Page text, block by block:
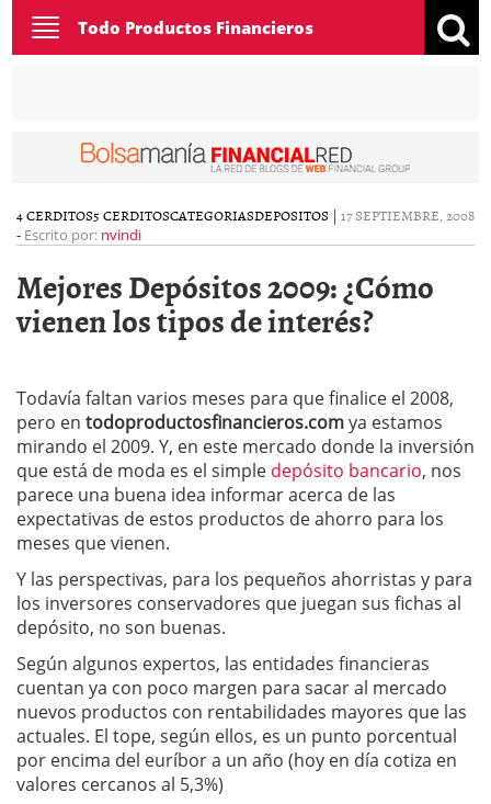
Toggle
navigation
Todo Productos Financieros
4 CERDITOS5 CERDITOSCATEGORIASDEPOSITOS | 17 SEPTIEMBRE, 2008
- Escrito por: nvindi
Mejores Depósitos 2009: ¿Cómo
vienen los tipos de interés?
Todavía faltan varios meses para que finalice el 2008,
pero en todoproductosfinancieros.comya estamos
mirando el 2009. Y, en este mercado donde la inversión
que está de moda es el simple depósito bancario, nos
parece una buena idea informar acerca de las
expectativas de estos productos de ahorro para los
meses que vienen.
Y las perspectivas, para los pequeños ahorristas y para
los inversores conservadores que juegan sus fichas al
depósito, no son buenas.
Según algunos expertos, las entidades financieras
cuentan ya con poco margen para sacar al mercado
nuevos productos con rentabilidades mayores que las
actuales. El tope, según ellos, es un punto porcentual
por encima del euríbor a un año (hoy en día cotiza en
valores cercanos al 5,3%)